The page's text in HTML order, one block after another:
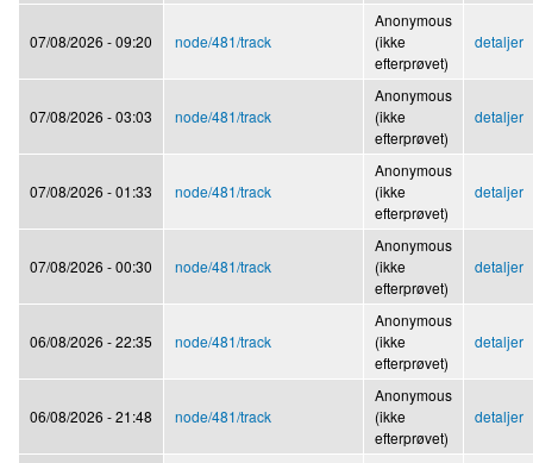
07/08/2026 - 09:20 node/481/track
Anonymous
(ikke
efterprøvet)
detaljer
07/08/2026 - 03:03 node/481/track
Anonymous
(ikke
efterprøvet)
detaljer
07/08/2026 - 01:33 node/481/track
Anonymous
(ikke
efterprøvet)
detaljer
07/08/2026 - 00:30 node/481/track
Anonymous
(ikke
efterprøvet)
detaljer
06/08/2026 - 22:35 node/481/track
Anonymous
(ikke
efterprøvet)
detaljer
06/08/2026 - 21:48 node/481/track
Anonymous
(ikke
efterprøvet)
detaljer